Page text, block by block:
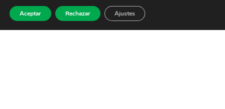
Aceptar Rechazar Ajustes